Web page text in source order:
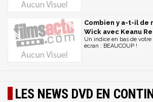
Combien y a-t-il de
Wick avec Keanu
Un indice en bas de votre
écran : BEAUCOUP !
LES NEWS DVD EN